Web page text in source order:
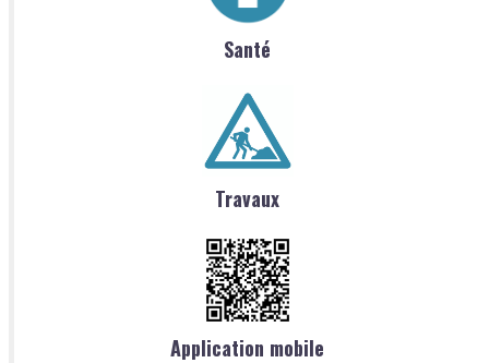
Santé
Travaux
Application mobile